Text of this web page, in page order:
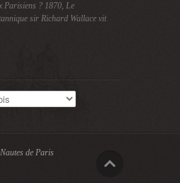
Parisiens ? 1870, Le
sir Richard Wallace vit
de Paris